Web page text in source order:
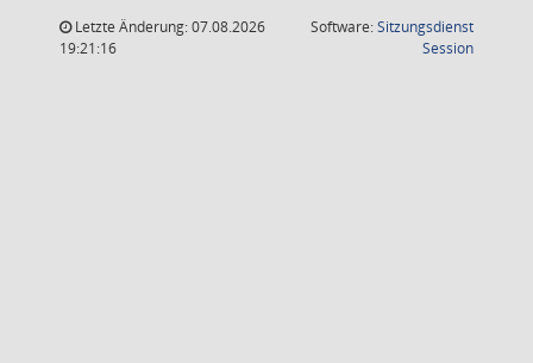
Letzte Änderung: 07.08.2026
19:21:16
Software:Sitzungsdienst
Session(Wird in